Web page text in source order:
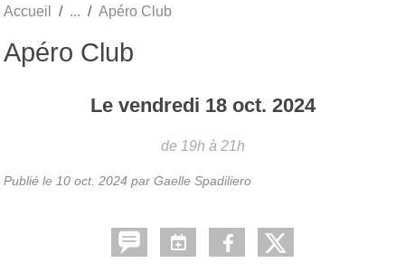
Accueil Apéro Club
Apéro Club
Le vendredi 18 oct. 2024
de 19h à 21h
Publié le 10 oct. 2024 par Gaelle Spadiliero